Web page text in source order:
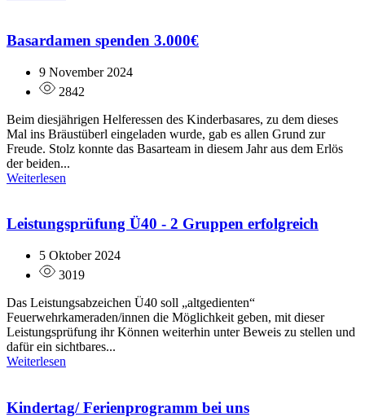
Basardamen spenden 3.000€
9 November 2024
2842
Beim diesjährigen Helferessen des Kinderbasares, zu dem dieses
Mal ins Bräustüberl eingeladen wurde, gab es allen Grund zur
Freude. Stolz konnte das Basarteam in diesem Jahr aus dem Erlös
der beiden...
Weiterlesen
Leistungsprüfung Ü40 - 2 Gruppen erfolgreich
5 Oktober 2024
3019
Das Leistungsabzeichen Ü40 soll „altgedienten“
Feuerwehrkameraden/innen die Möglichkeit geben, mit dieser
Leistungsprüfung ihr Können weiterhin unter Beweis zu stellen und
dafür ein sichtbares...
Weiterlesen
Kindertag/ Ferienprogramm bei uns